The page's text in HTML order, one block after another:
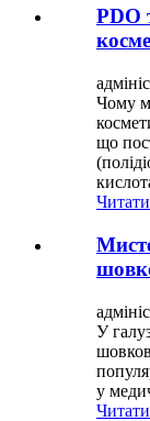
PDO
Чому
що
Читати
У
у
Читати